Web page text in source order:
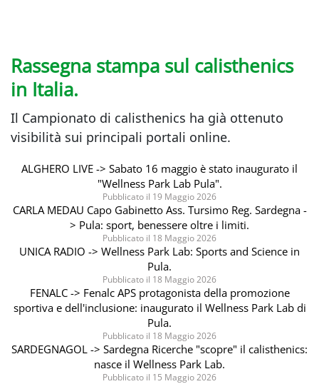
Rassegna stampa sul calisthenics
in Italia.
Il Campionato di calisthenics ha già ottenuto
visibilità sui principali portali online.
ALGHERO LIVE -> Sabato 16 maggio è stato inaugurato il
"Wellness Park Lab Pula".
Pubblicato il 19 Maggio 2026
CARLA MEDAU Capo Gabinetto Ass. Tursimo Reg. Sardegna -
> Pula: sport, benessere oltre i limiti.
Pubblicato il 18 Maggio 2026
UNICA RADIO -> Wellness Park Lab: Sports and Science in
Pula.
Pubblicato il 18 Maggio 2026
FENALC -> Fenalc APS protagonista della promozione
sportiva e dell'inclusione: inaugurato il Wellness Park Lab di
Pula.
Pubblicato il 18 Maggio 2026
SARDEGNAGOL -> Sardegna Ricerche "scopre" il calisthenics:
nasce il Wellness Park Lab.
Pubblicato il 15 Maggio 2026